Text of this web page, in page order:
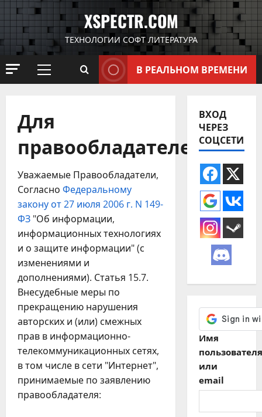
Перейти
к
содержимому
XSPECTR.COM
ТЕХНОЛОГИИ СОФТ ЛИТЕРАТУРА
Основное
В РЕАЛЬНОМ ВРЕМЕНИ
Для
правообладателей
Уважаемые Правообладатели,
Согласно Федеральному
закону от 27 июля 2006 г. N 149-
ФЗ "Об информации,
информационных технологиях
и о защите информации" (с
изменениями и
дополнениями). Статья 15.7.
Внесудебные меры по
прекращению нарушения
авторских и (или) смежных
прав в информационно-
телекоммуникационных сетях,
в том числе в сети "Интернет",
принимаемые по заявлению
правообладателя:
ВХОД
ЧЕРЕЗ
СОЦСЕТИ
Имя
пользователя
или
email